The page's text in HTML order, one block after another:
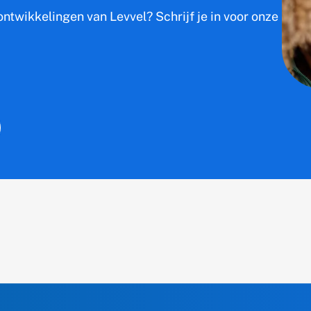
van Levvel? Schrijf je in voor onze